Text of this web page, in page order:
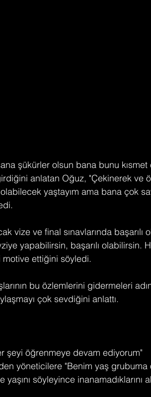
şükürler olsun bana bunu
anlatan Oğuz, "Çekinerek ve
yaştayım ama bana çok
vize ve final sınavlarında başarılı
yapabilirsin, başarılı olabilirsin.
ettiğini söyledi.
bu özlemlerini gidermeleri
çok sevdiğini anlattı.
şeyi öğrenmeye devam ediyorum"
yöneticilere "Benim yaş grubuma
söyleyince inanamadıklarını